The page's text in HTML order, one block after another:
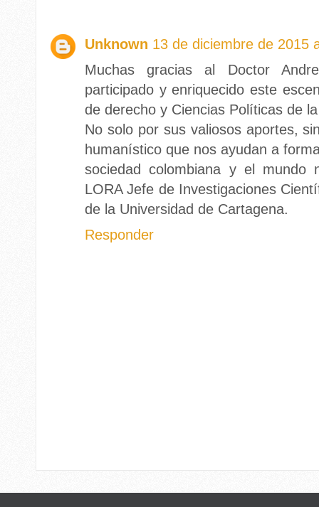
Unknown 13 de diciembre de 2015
Muchas gracias al Doctor
participado y enriquecido este
de derecho y Ciencias Políticas de
No solo por sus valiosos aportes,
humanístico que nos ayudan a
sociedad colombiana y el mundo
LORA Jefe de Investigaciones
de la Universidad de Cartagena.
Responder